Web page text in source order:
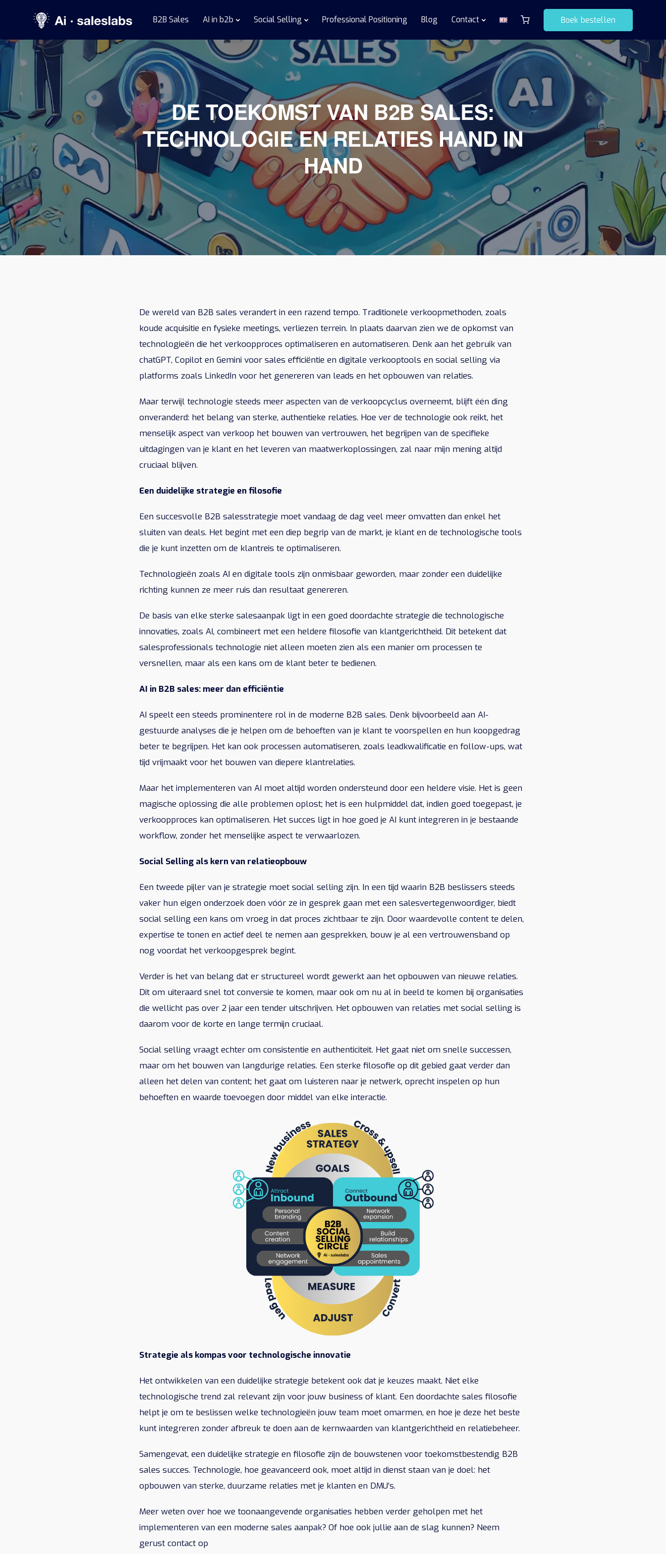
B2B Sales AI in b2b Social Selling Professional Positioning Blog Contact Boek bestellen
DE TOEKOMST VAN B2B SALES:
TECHNOLOGIE EN RELATIES HAND IN
HAND
De wereld van B2B sales verandert in een razend tempo. Traditionele verkoopmethoden, zoals
koude acquisitie en fysieke meetings, verliezen terrein. In plaats daarvan zien we de opkomst van
technologieën die het verkoopproces optimaliseren en automatiseren. Denk aan het gebruik van
chatGPT, Copilot en Gemini voor sales efficiëntie en digitale verkooptools en social selling via
platforms zoals LinkedIn voor het genereren van leads en het opbouwen van relaties.
Maar terwijl technologie steeds meer aspecten van de verkoopcyclus overneemt, blijft één ding
onveranderd: het belang van sterke, authentieke relaties. Hoe ver de technologie ook reikt, het
menselijk aspect van verkoop het bouwen van vertrouwen, het begrijpen van de specifieke
uitdagingen van je klant en het leveren van maatwerkoplossingen, zal naar mijn mening altijd
cruciaal blijven.
Een duidelijke strategie en filosofie
Een succesvolle B2B salesstrategie moet vandaag de dag veel meer omvatten dan enkel het
sluiten van deals. Het begint met een diep begrip van de markt, je klant en de technologische tools
die je kunt inzetten om de klantreis te optimaliseren.
Technologieën zoals AI en digitale tools zijn onmisbaar geworden, maar zonder een duidelijke
richting kunnen ze meer ruis dan resultaat genereren.
De basis van elke sterke salesaanpak ligt in een goed doordachte strategie die technologische
innovaties, zoals AI, combineert met een heldere filosofie van klantgerichtheid. Dit betekent dat
salesprofessionals technologie niet alleen moeten zien als een manier om processen te
versnellen, maar als een kans om de klant beter te bedienen.
AI in B2B sales: meer dan efficiëntie
AI speelt een steeds prominentere rol in de moderne B2B sales. Denk bijvoorbeeld aan AI-
gestuurde analyses die je helpen om de behoeften van je klant te voorspellen en hun koopgedrag
beter te begrijpen. Het kan ook processen automatiseren, zoals leadkwalificatie en follow-ups, wat
tijd vrijmaakt voor het bouwen van diepere klantrelaties.
Maar het implementeren van AI moet altijd worden ondersteund door een heldere visie. Het is geen
magische oplossing die alle problemen oplost; het is een hulpmiddel dat, indien goed toegepast, je
verkoopproces kan optimaliseren. Het succes ligt in hoe goed je AI kunt integreren in je bestaande
workflow, zonder het menselijke aspect te verwaarlozen.
Social Selling als kern van relatieopbouw
Een tweede pijler van je strategie moet social selling zijn. In een tijd waarin B2B beslissers steeds
vaker hun eigen onderzoek doen vóór ze in gesprek gaan met een salesvertegenwoordiger, biedt
social selling een kans om vroeg in dat proces zichtbaar te zijn. Door waardevolle content te delen,
expertise te tonen en actief deel te nemen aan gesprekken, bouw je al een vertrouwensband op
nog voordat het verkoopgesprek begint.
Verder is het van belang dat er structureel wordt gewerkt aan het opbouwen van nieuwe relaties.
Dit om uiteraard snel tot conversie te komen, maar ook om nu al in beeld te komen bij organisaties
die wellicht pas over 2 jaar een tender uitschrijven. Het opbouwen van relaties met social selling is
daarom voor de korte en lange termijn cruciaal.
Social selling vraagt echter om consistentie en authenticiteit. Het gaat niet om snelle successen,
maar om het bouwen van langdurige relaties. Een sterke filosofie op dit gebied gaat verder dan
alleen het delen van content; het gaat om luisteren naar je netwerk, oprecht inspelen op hun
behoeften en waarde toevoegen door middel van elke interactie.
Strategie als kompas voor technologische innovatie
Het ontwikkelen van een duidelijke strategie betekent ook dat je keuzes maakt. Niet elke
technologische trend zal relevant zijn voor jouw business of klant. Een doordachte sales filosofie
helpt je om te beslissen welke technologieën jouw team moet omarmen, en hoe je deze het beste
kunt integreren zonder afbreuk te doen aan de kernwaarden van klantgerichtheid en relatiebeheer.
Samengevat, een duidelijke strategie en filosofie zijn de bouwstenen voor toekomstbestendig B2B
sales succes. Technologie, hoe geavanceerd ook, moet altijd in dienst staan van je doel: het
opbouwen van sterke, duurzame relaties met je klanten en DMU’s.
Meer weten over hoe we toonaangevende organisaties hebben verder geholpen met het
implementeren van een moderne sales aanpak? Of hoe ook jullie aan de slag kunnen? Neem
gerustcontact op